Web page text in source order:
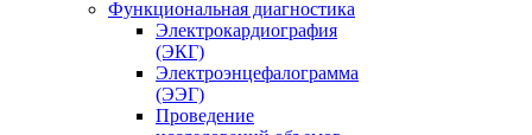
Функциональная диагностика
Электрокардиография
(ЭКГ)
Электроэнцефалограмма
(ЭЭГ)
Проведение